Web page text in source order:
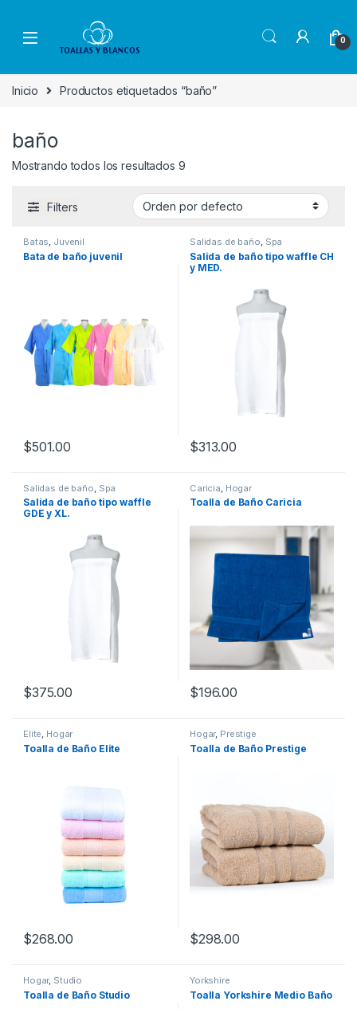
0
Inicio Productos etiquetados “baño”
baño
Mostrando todos los resultados 9
Filters
Batas, Juvenil
Bata de baño juvenil
$501.00
Salidas de baño, Spa
Salida de baño tipo waffle CH
y MED.
$313.00
Salidas de baño Spa
Salida de baño tipo waffle
GDE y XL.
$375.00
Caricia Hogar
Toalla de Baño Caricia
$196.00
Elite, Hogar
Toalla de Baño Elite
$268.00
Hogar, Prestige
Toalla de Baño Prestige
$298.00
Hogar, Studio
Toalla de Baño Studio
Yorkshire
Toalla Yorkshire Medio Baño